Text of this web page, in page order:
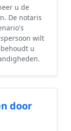
u de
De notaris
wilt
u
door